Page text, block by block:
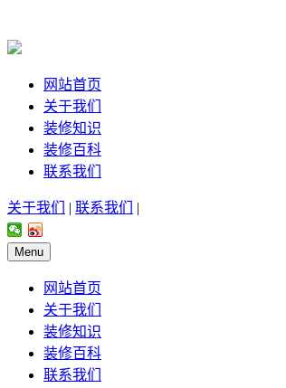
网站首页
关于我们
装修知识
装修百科
联系我们
关于我们 | 联系我们 |
Menu
网站首页
关于我们
装修知识
装修百科
联系我们